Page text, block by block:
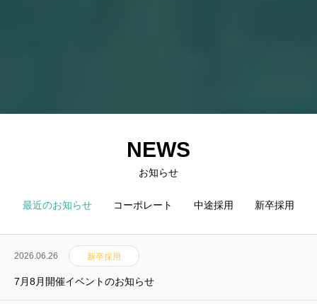
NEWS
お知らせ
最近のお知らせ コーポレート 中途採用 新卒採用
2026.06.26 新卒採用
7月8月開催イベントのお知らせ